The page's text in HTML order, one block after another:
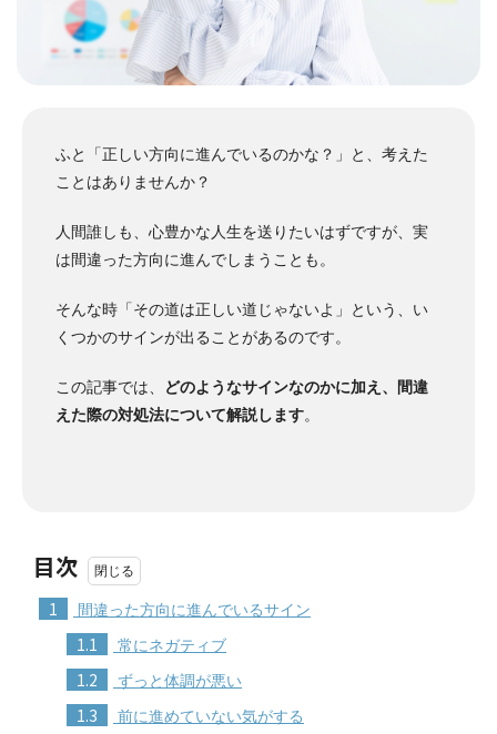
ふと「正しい方向に進んでいるのかな？」と、考えた
ことはありませんか？
人間誰しも、心豊かな人生を送りたいはずですが、実
は間違った方向に進んでしまうことも。
そんな時「その道は正しい道じゃないよ」という、い
くつかのサインが出ることがあるのです。
この記事では、
どのようなサインなのかに加え、間違
えた際の対処法について解説します。
目次
1 間違った方向に進んでいるサイン
1.1 常にネガティブ
1.2 ずっと体調が悪い
1.3 前に進めていない気がする